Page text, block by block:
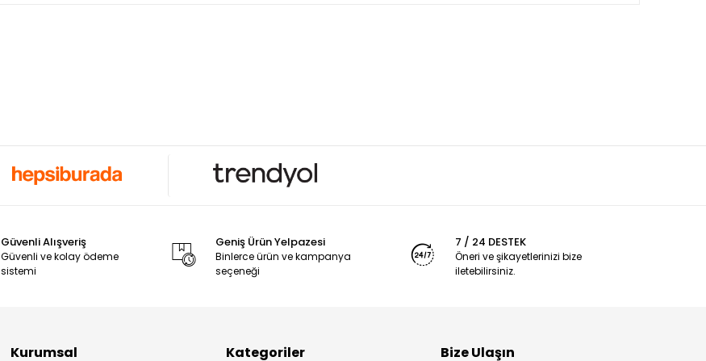
Güvenli Alışveriş
Güvenli ve kolay ödeme
sistemi
Geniş Ürün Yelpazesi
Binlerce ürün ve kampanya
seçeneği
7 / 24 DESTEK
Öneri ve şikayetlerinizi bize
iletebilirsiniz.
Kurumsal Kategoriler Bize Ulaşın